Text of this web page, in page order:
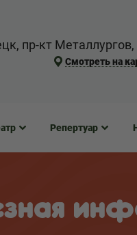
пр-кт Металлургов,
Смотреть на
Репертуар